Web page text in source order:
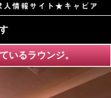
いるラウンジ。